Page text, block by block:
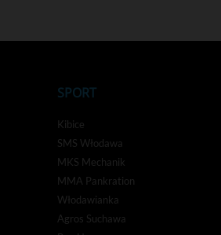
SPORT
Kibice
SMS Włodawa
MKS Mechanik
MMA Pankration
Włodawianka
Agros Suchawa